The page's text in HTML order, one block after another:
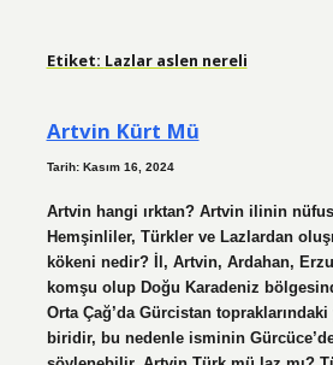
Etiket: Lazlar aslen nereli
Artvin Kürt Mü
Tarih: Kasım 16, 2024
Artvin hangi ırktan? Artvin ilinin
Hemşinliler, Türkler ve Lazlardan
kökeni nedir? İl, Artvin, Ardahan,
komşu olup Doğu Karadeniz
Orta Çağ’da Gürcistan
biridir, bu nedenle isminin